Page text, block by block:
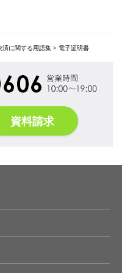
済に関する用語集 > 電子証明書
資料請求